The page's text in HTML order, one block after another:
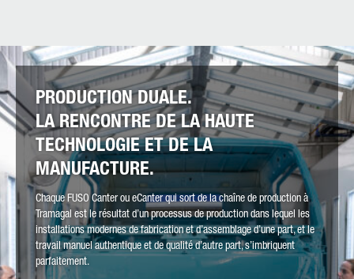
PRODUCTION DUALE.
LA RENCONTRE DE LA HAUTE
TECHNOLOGIE ET DE LA
MANUFACTURE.
Chaque FUSO Canter ou eCanter qui sort de la chaîne de production à
Tramagal est le résultat d’un processus de production dans lequel les
installations modernes de fabrication et d’assemblage d’une part, et le
travail manuel authentique et de qualité d’autre part, s’imbriquent
parfaitement.